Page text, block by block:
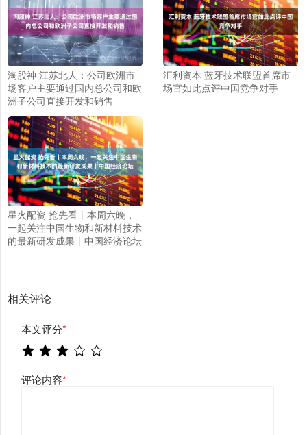
淘股神 江苏北人：公司欧洲市
场客户主要通过国内总公司和欧
洲子公司直接开发和销售
汇利资本 蓝牙技术联盟首席市
场官如此点评中国竞争对手
星火配资 抢先看丨本周六晚，
一起关注中国生物和新材料技术
的最新研发成果丨中国经济论坛
相关评论
本文评分*
评论内容*